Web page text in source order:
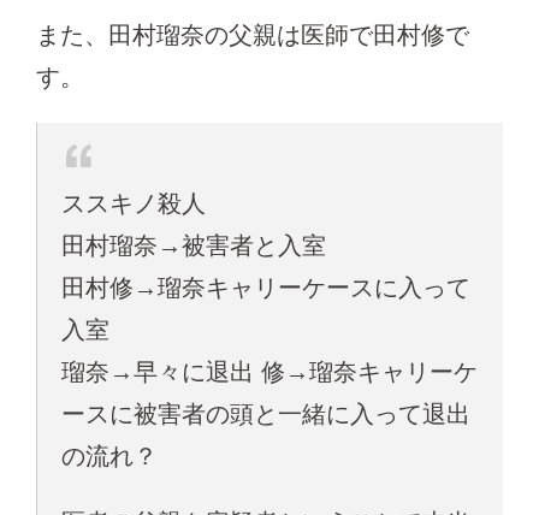
また、田村瑠奈の父親は医師で田村修で
す。
ススキノ殺人
田村瑠奈→被害者と入室
田村修→瑠奈キャリーケースに入って
入室
瑠奈→早々に退出 修→瑠奈キャリーケ
ースに被害者の頭と一緒に入って退出
の流れ？